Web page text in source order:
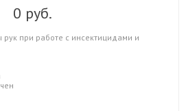
0 руб.
при работе с инсектицидами и